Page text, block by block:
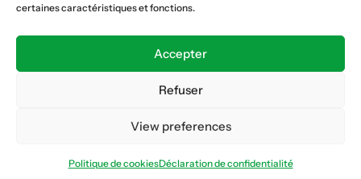
certaines caractéristiques et fonctions.
Accepter
Refuser
View preferences
Politique de cookiesDéclaration de confidentialité
Nous suivre
Formation continue
Caisse AVS 66.1
© Copyright 2026 FVE
Website :